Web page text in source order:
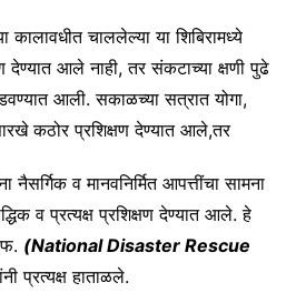
चाललेल्या या शिबिरामध्ये
आले नाही, तर संकटाच्या क्षणी पुढे
आली. सकाळच्या सत्रात योगा,
कठोर प्रशिक्षण देण्यात आले,तर
नैसर्गिक व मानवनिर्मित आपत्तींचा सामना
व प्रत्यक्ष प्रशिक्षण देण्यात आले. हे
(National Disaster Rescue
प्रत्यक्ष हाताळले.